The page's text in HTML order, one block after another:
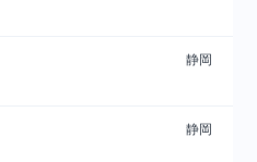
静岡
静岡